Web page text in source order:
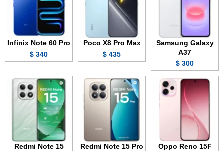
Samsung Galaxy
A37
300 $
Poco X8 Pro Max
435 $
Infinix Note 60 Pro
340 $
Oppo Reno 15F
Redmi Note 15 Pro
Redmi Note 15